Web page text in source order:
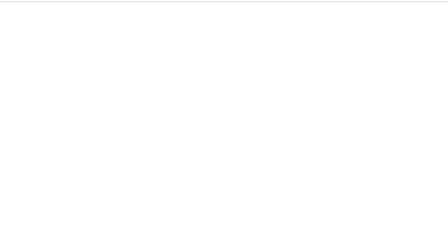
9:00 έως τις 14:00, θα σας οδηγήσει με
τη μεγαλύτερη στη λίμνη, με την
Ριβιέρα Γκαρντόνε, διάσημη για το Vittoriale